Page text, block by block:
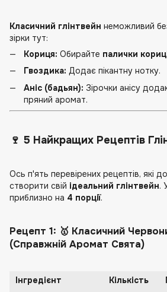
Класичний глінтвейн неможливий
зірки тут:
Кориця: Обирайте палички
Гвоздика: Додає пікантну нотку.
Аніс (бадьян): Зірочки анісу
пряний аромат.
🍷 5 Найкращих Рецептів
Ось п'ять перевірених рецептів, які
створити свій ідеальний глінтвейн.
приблизно на 4 порції.
Рецепт 1: 🥇 Класичний
(Справжній Аромат Свята)
Інгредієнт Кількість